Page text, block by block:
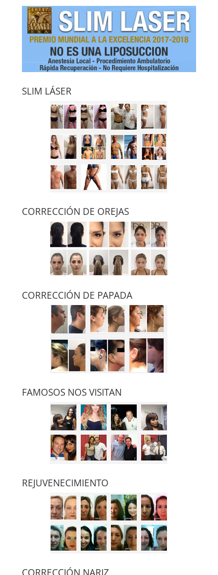
SLIM LÁSER
CORRECCIÓN DE OREJAS
CORRECCIÓN DE PAPADA
FAMOSOS NOS VISITAN
REJUVENECIMIENTO